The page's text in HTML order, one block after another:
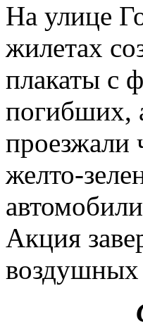
На улице
жилетах
плакаты с
погибших,
проезжали
желто-
Акция